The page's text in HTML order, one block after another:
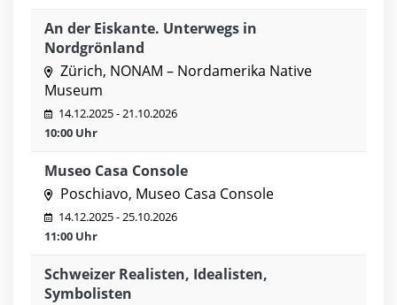
An der Eiskante. Unterwegs in
Nordgrönland
Zürich, NONAM – Nordamerika Native
Museum
14.12.2025 - 21.10.2026
10:00 Uhr
Museo Casa Console
Poschiavo, Museo Casa Console
14.12.2025 - 25.10.2026
11:00 Uhr
Schweizer Realisten, Idealisten,
Symbolisten